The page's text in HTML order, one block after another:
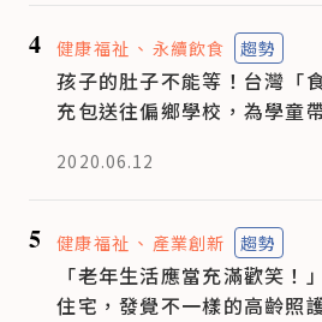
4 健康福祉 永續飲食 趨勢
孩子的肚子不能等！台灣「
充包送往偏鄉學校，為學童
2020.06.12
5 健康福祉 產業創新 趨勢
「老年生活應當充滿歡笑！
住宅，發覺不一樣的高齡照